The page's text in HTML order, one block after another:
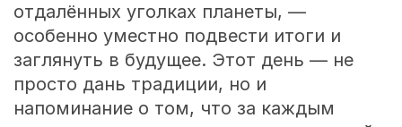
отдалённых уголках планеты, —
особенно уместно подвести итоги и
заглянуть в будущее. Этот день — не
просто дань традиции, но и
напоминание о том, что за каждым